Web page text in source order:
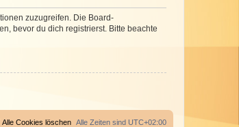
zuzugreifen. Die Board-
bevor du dich registrierst. Bitte beachte
Alle Zeiten sind UTC+02:00
Alle Cookies löschen